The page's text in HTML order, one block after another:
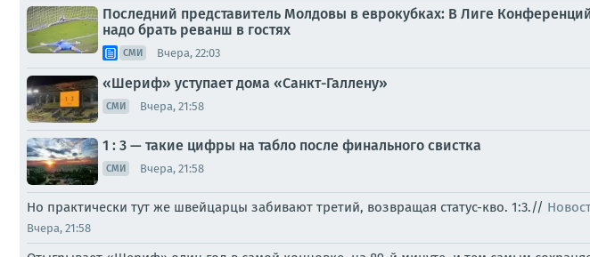
Последний представитель Молдовы в еврокубках: В Лиге
надо брать реванш в гостях
СМИ Вчера, 22:03
«Шериф» уступает дома «Санкт-Галлену»
СМИ Вчера, 21:58
1 : 3 — такие цифры на табло после финального свистка
СМИ Вчера, 21:58
Но практически тут же швейцарцы забивают третий, возвращая статус-кво. 1:3.//
Вчера, 21:58